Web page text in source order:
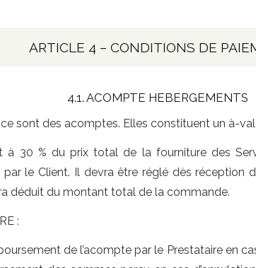
ARTICLE 4 – CONDITIONS DE
4.1. ACOMPTE HEBERGEMENTS
sont des acomptes. Elles constituent un à-
à 30 % du prix total de la fourniture des
le Client. Il devra être réglé dès
déduit du montant total de la commande.
:
de l’acompte par le Prestataire en